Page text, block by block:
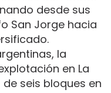
desde sus
San Jorge hacia
la
en La
seis bloques en